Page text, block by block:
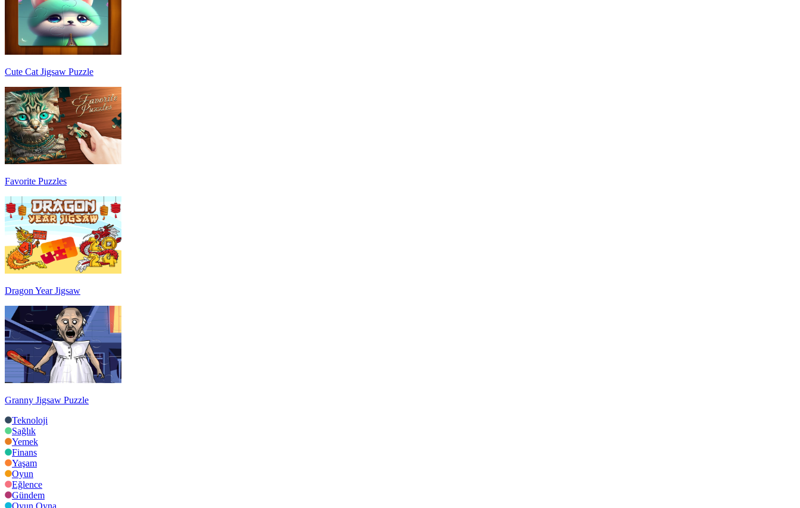
Cute Cat Jigsaw Puzzle
Favorite Puzzles
Dragon Year Jigsaw
Granny Jigsaw Puzzle
Teknoloji
Sağlık
Yemek
Finans
Yaşam
Oyun
Eğlence
Gündem
Oyun Oyna